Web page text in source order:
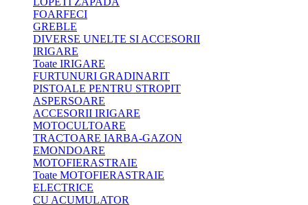
FOARFECI
GREBLE
DIVERSE UNELTE SI ACCESORII
IRIGARE
Toate IRIGARE
FURTUNURI GRADINARIT
PISTOALE PENTRU STROPIT
ASPERSOARE
ACCESORII IRIGARE
MOTOCULTOARE
TRACTOARE IARBA-GAZON
EMONDOARE
MOTOFIERASTRAIE
Toate MOTOFIERASTRAIE
ELECTRICE
CU ACUMULATOR